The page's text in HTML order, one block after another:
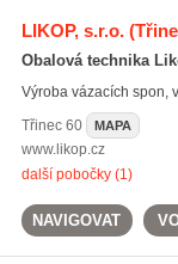
LIKOP, s.r.o.
Obalová technika
Výroba vázacích spon,
Třinec60 MAPA
www.likop.cz
další pobočky (1)
NAVIGOVAT